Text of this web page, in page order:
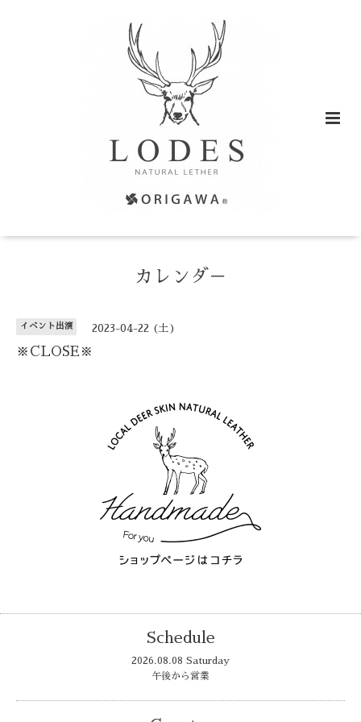
カレンダ－
イベント出演 2023-04-22 (土)
※CLOSE※
Schedule
2026.08.08 Saturday
午後から営業